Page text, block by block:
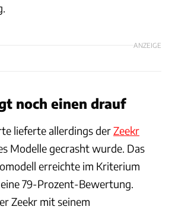
ANZEIGE
noch einen drauf
lieferte allerdings derZeekr
Modelle gecrasht wurde. Das
erreichte im Kriterium
79-Prozent-Bewertung.
Zeekr mit seinem